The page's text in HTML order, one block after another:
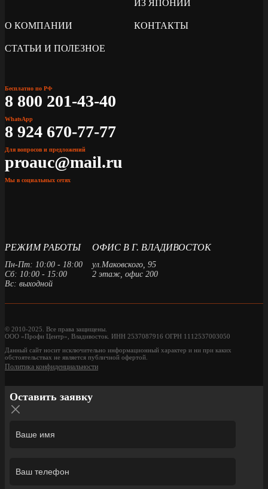
ИЗ ЯПОНИИ
О КОМПАНИИ КОНТАКТЫ
СТАТЬИ И ПОЛЕЗНОЕ
Бесплатно по РФ
8 800 201-43-40
WhatsApp
8 924 670-77-77
Для вопросов и предложений
proauc@mail.ru
Мы в социальных сетях
РЕЖИМ РАБОТЫ
Пн-Пт: 10:00 - 18:00
Сб: 10:00 - 15:00
Вс: выходной
ОФИС В Г. ВЛАДИВОСТОК
ул.Маковского, 95
2 этаж, офис 200
© 2010-2025. Все права защищены.
ООО «Профи Центр», Владивосток. ИНН 2537087916 ОГРН 1112537003050
Данный сайт носит исключительно информационный характер и ни при каких
обстоятельствах не является публичной офертой.
Политика конфиденциальности
Оставить заявку